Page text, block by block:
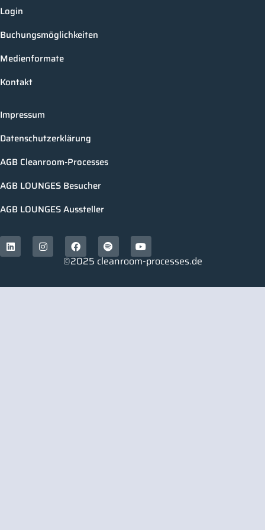
Login
Buchungsmöglichkeiten
Medienformate
Kontakt
Impressum
Datenschutzerklärung
AGB Cleanroom-Processes
AGB LOUNGES Besucher
AGB LOUNGES Aussteller
©2025 cleanroom-processes.de